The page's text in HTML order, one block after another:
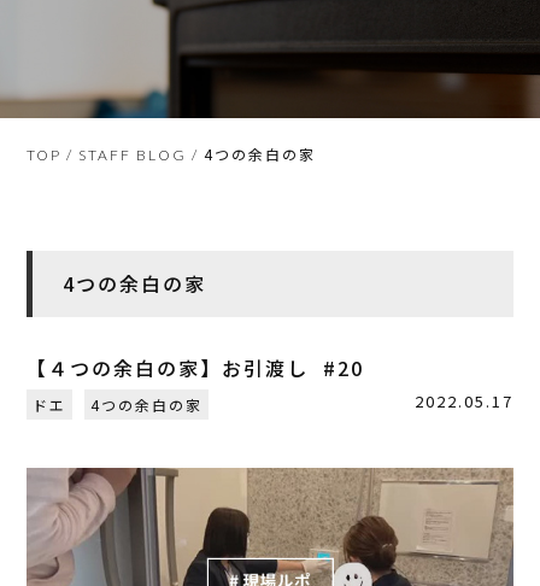
TOP / STAFF BLOG /4つの余白の家
4つの余白の家
【４つの余白の家】お引渡し #20
ドエ 4つの余白の家 2022.05.17